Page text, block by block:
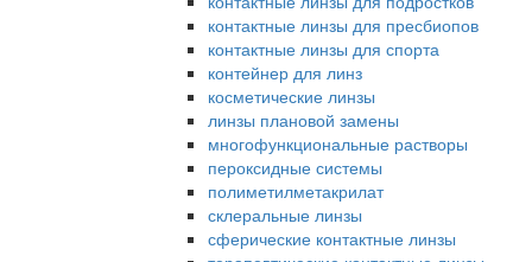
контактные линзы для пресбиопов
контактные линзы для спорта
контейнер для линз
косметические линзы
линзы плановой замены
многофункциональные растворы
пероксидные системы
полиметилметакрилат
склеральные линзы
сферические контактные линзы